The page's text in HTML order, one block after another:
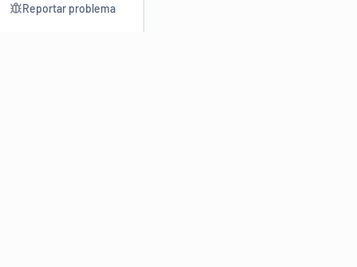
Reportar problema